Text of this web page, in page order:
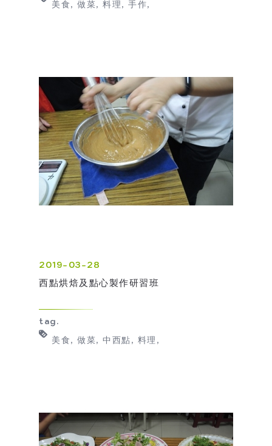
美食 做菜 料理 手作
2019-03-28
西點烘焙及點心製作研習班
tag.
美食 做菜 中西點 料理